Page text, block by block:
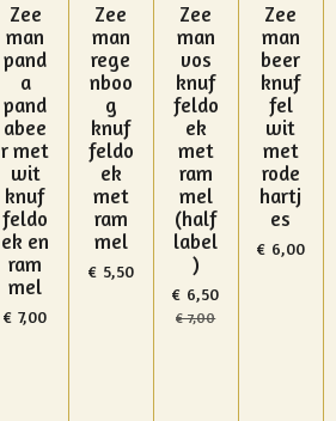
Zee
man
pand
a
pand
abee
r met
wit
knuf
feldo
ek en
ram
mel
€ 7,00
Zee
man
rege
nboo
g
knuf
feldo
ek
met
ram
mel
€ 5,50
Zee
man
vos
knuf
feldo
ek
met
ram
mel
(half
label
)
€ 6,50
€ 7,00
Zee
man
beer
knuf
fel
wit
met
rode
hartj
es
€ 6,00